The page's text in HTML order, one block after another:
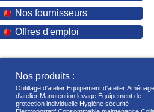
Nos fournisseurs
Offres d'emploi
Nos produits :
Outillage d'atelier Equipement d'atelier
d'atelier Manutention levage Equipement de
protection individuelle Hygiène sécurité